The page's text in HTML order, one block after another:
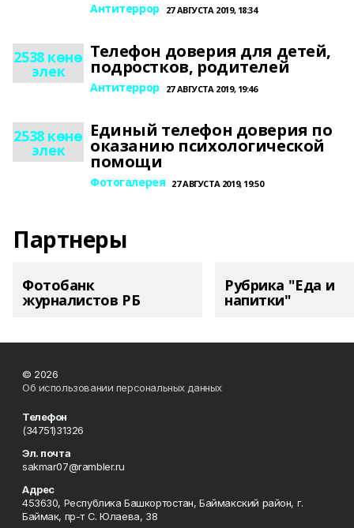
Антитеррор 27 АВГУСТА 2019, 18:34
2538 көнө
элек
Телефон доверия для детей,
подростков, родителей
Антитеррор 27 АВГУСТА 2019, 19:46
2538 көнө
элек
Единый телефон доверия по
оказанию психологической
помощи
Фотогалерея 27 АВГУСТА 2019, 19:50
Партнеры
Фотобанк
журналистов РБ
Рубрика "Еда и
напитки"
© 2026
Об использовании персональных данных
Телефон
(34751)31326
Эл. почта
sakmar07@rambler.ru
Адрес
453630, Республика Башкортостан, Баймакский район, г.
Баймак, пр-т С. Юлаева, 38